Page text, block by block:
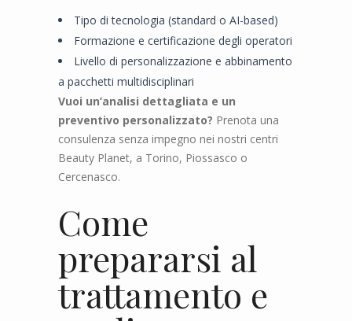
Tipo di tecnologia (standard o AI-based)
Formazione e certificazione degli operatori
Livello di personalizzazione e abbinamento
a pacchetti multidisciplinari
Vuoi un’analisi dettagliata e un
preventivo personalizzato? Prenota una
consulenza senza impegno nei nostri centri
Beauty Planet, a Torino, Piossasco o
Cercenasco.
Come
prepararsi al
trattamento e